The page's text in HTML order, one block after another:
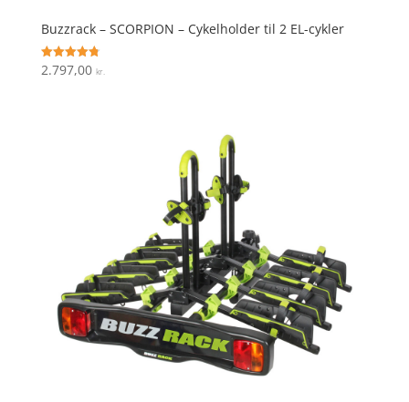
Buzzrack – SCORPION – Cykelholder til 2 EL-cykler
Vurderet
4.8
2.797,00 kr.